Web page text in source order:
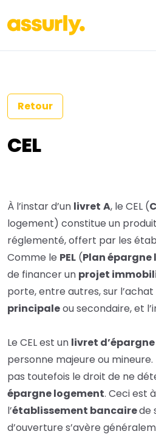
Retour
CEL
À l’instar d’un livret A, le CEL (
logement) constitue un produit
réglementé, offert par les
Comme le PEL (Plan
de financer un projet
porte, entre autres, sur l’achat
principaleou secondaire, et
Le CEL est un livret d’épargne
personne majeure ou
pas toutefois le droit de ne
épargne logement. Ceci est
l’établissement bancairede
d’ouverture s’avère